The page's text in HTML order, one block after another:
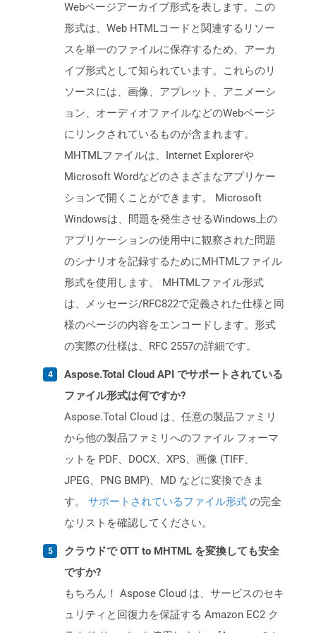
Webページアーカイブ形式を表します。この
形式は、Web HTMLコードと関連するリソー
スを単一のファイルに保存するため、アーカ
イブ形式として知られています。これらのリ
ソースには、画像、アプレット、アニメーシ
ョン、オーディオファイルなどのWebページ
にリンクされているものが含まれます。
MHTMLファイルは、Internet Explorerや
Microsoft Wordなどのさまざまなアプリケー
ションで開くことができます。 Microsoft
Windowsは、問題を発生させるWindows上の
アプリケーションの使用中に観察された問題
のシナリオを記録するためにMHTMLファイル
形式を使用します。 MHTMLファイル形式
は、メッセージ/RFC822で定義された仕様と同
様のページの内容をエンコードします。形式
の実際の仕様は、RFC 2557の詳細です。
Aspose.Total Cloud API でサポートされている
ファイル形式は何ですか?
Aspose.Total Cloud は、任意の製品ファミリ
から他の製品ファミリへのファイル フォーマ
ットを PDF、DOCX、XPS、画像 (TIFF、
JPEG、PNG BMP)、MD などに変換できま
す。 サポートされているファイル形式 の完全
なリストを確認してください。
クラウドで OTT to MHTML を変換しても安全
ですか?
もちろん！ Aspose Cloud は、サービスのセキ
ュリティと回復力を保証する Amazon EC2 ク